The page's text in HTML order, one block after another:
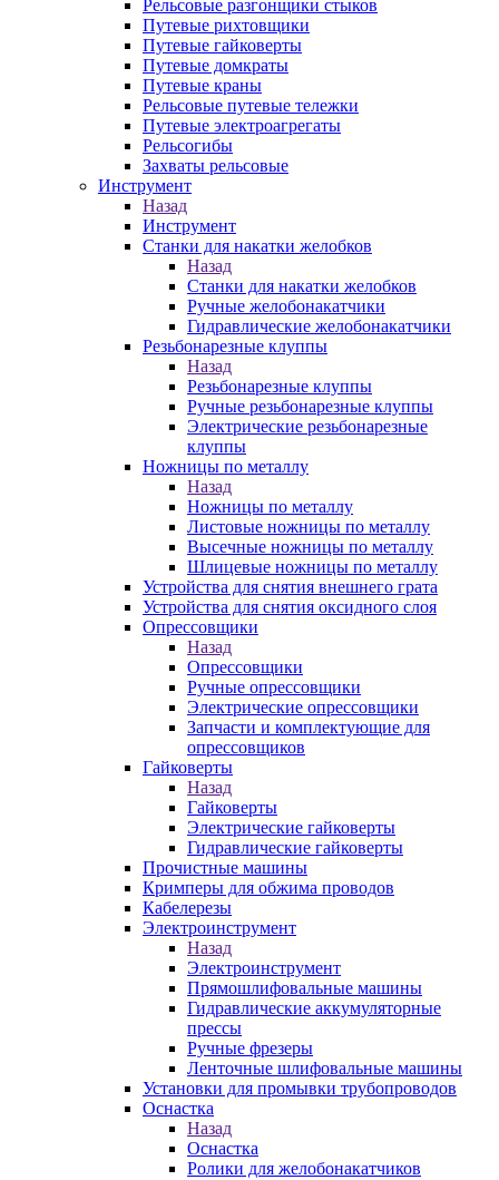
Рельсовые разгонщики стыков
Путевые рихтовщики
Путевые гайковерты
Путевые домкраты
Путевые краны
Рельсовые путевые тележки
Путевые электроагрегаты
Рельсогибы
Захваты рельсовые
Инструмент
Назад
Инструмент
Станки для накатки желобков
Назад
Станки для накатки желобков
Ручные желобонакатчики
Гидравлические желобонакатчики
Резьбонарезные клуппы
Назад
Резьбонарезные клуппы
Ручные резьбонарезные клуппы
Электрические резьбонарезные
клуппы
Ножницы по металлу
Назад
Ножницы по металлу
Листовые ножницы по металлу
Высечные ножницы по металлу
Шлицевые ножницы по металлу
Устройства для снятия внешнего грата
Устройства для снятия оксидного слоя
Опрессовщики
Назад
Опрессовщики
Ручные опрессовщики
Электрические опрессовщики
Запчасти и комплектующие для
опрессовщиков
Гайковерты
Назад
Гайковерты
Электрические гайковерты
Гидравлические гайковерты
Прочистные машины
Кримперы для обжима проводов
Кабелерезы
Электроинструмент
Назад
Электроинструмент
Прямошлифовальные машины
Гидравлические аккумуляторные
прессы
Ручные фрезеры
Ленточные шлифовальные машины
Установки для промывки трубопроводов
Оснастка
Назад
Оснастка
Ролики для желобонакатчиков